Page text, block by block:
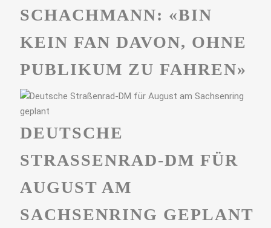
SCHACHMANN: «BIN
KEIN FAN DAVON, OHNE
PUBLIKUM ZU FAHREN»
DEUTSCHE
STRASSENRAD-DM FÜR A
UGUST AM S
ACHSENRING GEPLANT